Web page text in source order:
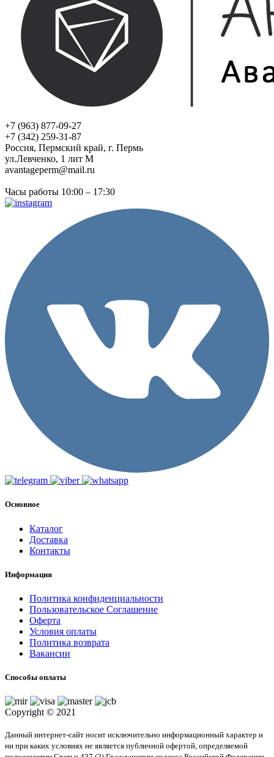
+7 (963) 877-09-27
+7 (342) 259-31-87
Россия, Пермский край, г. Пермь
ул.Левченко, 1 лит М
avantageperm@mail.ru
Часы работы 10:00 – 17:30
Основное
Каталог
Доставка
Контакты
Информация
Политика конфиденциальности
Пользовательское Соглашение
Оферта
Условия оплаты
Политика возврата
Вакансии
Способы оплаты
Copyright © 2021
Данный интернет-сайт носит исключительно информационный характер и
ни при каких условиях не является публичной офертой, определяемой